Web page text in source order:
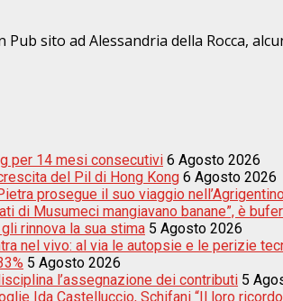
sito ad Alessandria della Rocca,
per 14 mesi consecutivi 6 Agosto 2026
del Pil di Hong Kong 6 Agosto 2026
prosegue il suo viaggio nell’Agrigentino
di Musumeci mangiavano banane”, è
rinnova la sua stima 5 Agosto 2026
nel vivo: al via le autopsie e le perizie
5 Agosto 2026
l’assegnazione dei contributi 5
Ida Castelluccio, Schifani “Il loro